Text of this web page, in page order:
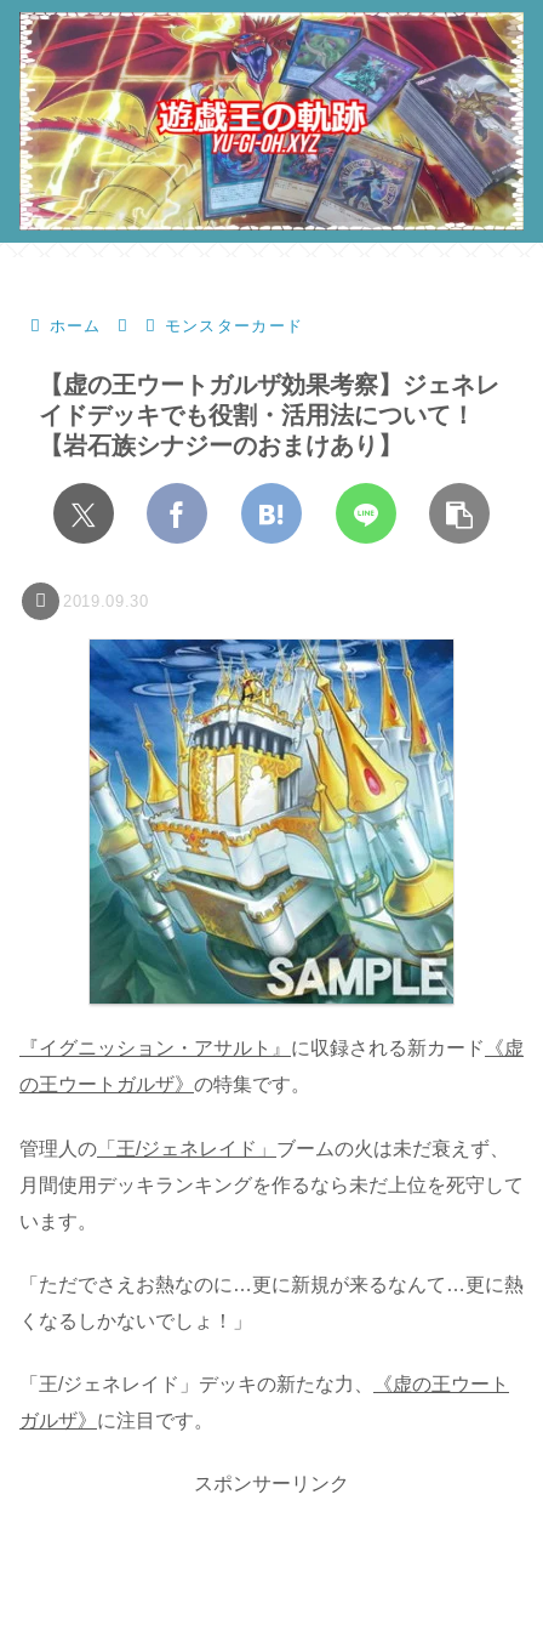
ホーム モンスターカード
【虚の王ウートガルザ効果考察】ジェネレ
イドデッキでも役割・活用法について！
【岩石族シナジーのおまけあり】
2019.09.30
『イグニッション・アサルト』 に収録される新カード
《虚
の王ウートガルザ》 の特集です。
管理人の 「王/ジェネレイド」 ブームの火は未だ衰えず、
月間使用デッキランキングを作るなら未だ上位を死守して
います。
「ただでさえお熱なのに…更に新規が来るなんて…更に熱
くなるしかないでしょ！」
「王/ジェネレイド」デッキの新たな力、
《虚の王ウート
ガルザ》 に注目です。
スポンサーリンク